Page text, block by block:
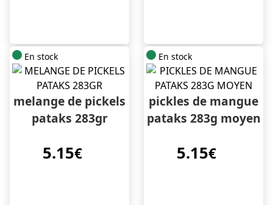
En stock
melange de pickels
pataks 283gr
5.15€
En stock
pickles de mangue
pataks 283g moyen
5.15€